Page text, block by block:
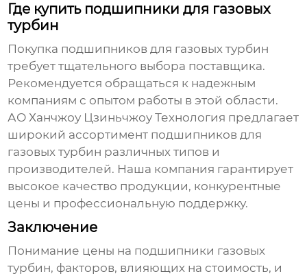
Где купить подшипники для газовых
турбин
Покупка подшипников для газовых турбин
требует тщательного выбора поставщика.
Рекомендуется обращаться к надежным
компаниям с опытом работы в этой области.
АО Ханчжоу Цзиньчжоу Технология предлагает
широкий ассортимент подшипников для
газовых турбин различных типов и
производителей. Наша компания гарантирует
высокое качество продукции, конкурентные
цены и профессиональную поддержку.
Заключение
Понимание цены на подшипники газовых
турбин, факторов, влияющих на стоимость, и